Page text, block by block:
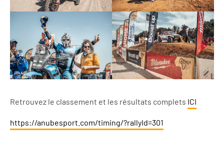
Retrouvez le classement et les résultats complets ICI
https://anubesport.com/timing/?rallyId=301